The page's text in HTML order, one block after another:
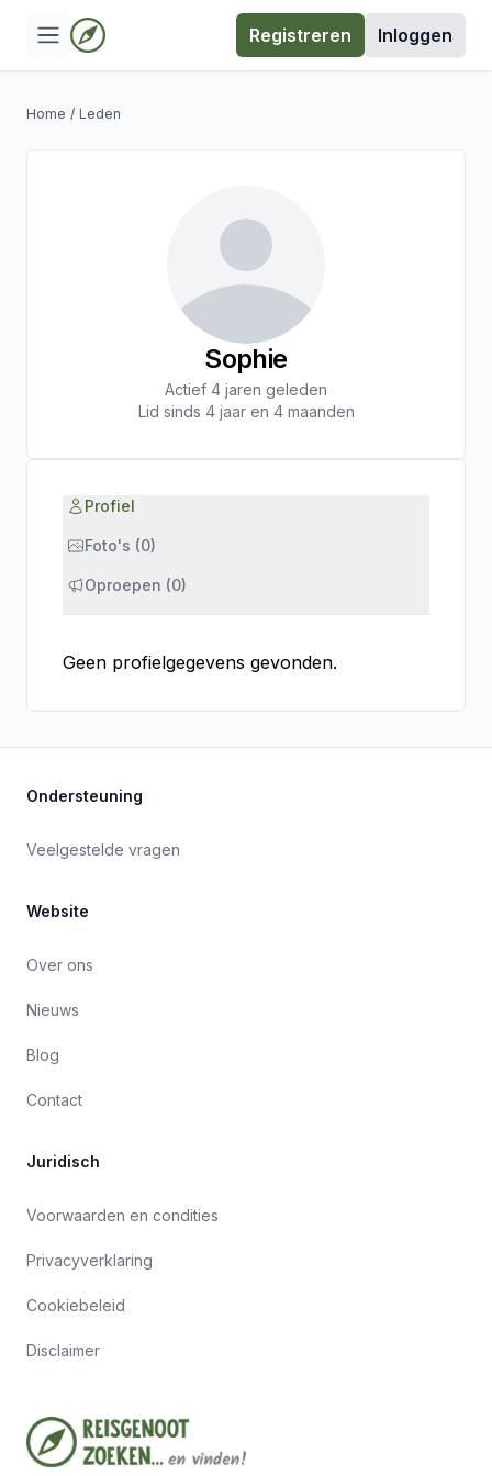
Registreren Inloggen
Home / Leden
Sophie
Actief 4 jaren geleden
Lid sinds 4 jaar en 4 maanden
Profiel
Foto's (0)
Oproepen (0)
Geen profielgegevens gevonden.
Ondersteuning
Veelgestelde vragen
Website
Over ons
Nieuws
Blog
Contact
Juridisch
Voorwaarden en condities
Privacyverklaring
Cookiebeleid
Disclaimer